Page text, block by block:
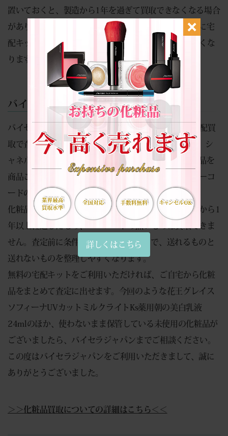
置いておくと、製造から1年を過ぎて買取できなくなる場合
があります。使う予定がないと分かった商品は、早めに宅
配キットで査定に出すことで、売却の機会を逃しにくくな
ります。
バイセラジャパンの化粧品宅配買取
バイセラジャパンでは、未使用のブランド化粧品を宅配買
取で査定しております。花王、ソフィーナ、ランコム、シ
ャネル、ディオールなど、スキンケア用品やメイク用品を
商品ごとに確認し、未使用状態、製造からの期間、バーコ
ードの有無を見ながら査定いたします。
化粧品は、人気ブランドであっても、使用済み、製造から1
年以上経過したもの、バーコードの無いものは買取できま
せん。査定前に条件を確認しておくことで、送れるものと
送れないものを整理しやすくなります。
無料の宅配キットをご利用いただければ、ご自宅から化粧
品をまとめて査定に出せます。今回のような花王グレイス
ソフィーナUVカットミルクライトKs薬用朝の美白乳液
24mlのほか、使わないまま保管している未使用の化粧品が
ございましたら、バイセラジャパンまでご相談ください。
この度はバイセラジャパンをご利用いただきまして、誠に
ありがとうございました。
＞＞化粧品買取についての詳細はこちら＜＜
詳しくはこちら